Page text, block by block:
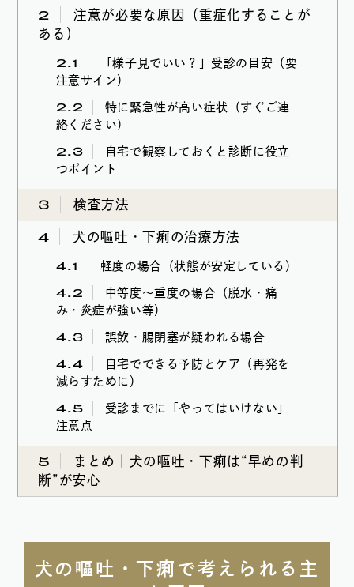
2
注意が必要な原因（重症化することが
ある）
2.1
「様子見でいい？」受診の目安（要
注意サイン）
2.2
特に緊急性が高い症状（すぐご連
絡ください）
2.3
自宅で観察しておくと診断に役立
つポイント
3 検査方法
4 犬の嘔吐・下痢の治療方法
4.1 軽度の場合（状態が安定している）
4.2
中等度〜重度の場合（脱水・痛
み・炎症が強い等）
4.3 誤飲・腸閉塞が疑われる場合
4.4
自宅でできる予防とケア（再発を
減らすために）
4.5
受診までに「やってはいけない」
注意点
5
まとめ｜犬の嘔吐・下痢は“早めの判
断”が安心
犬の嘔吐・下痢で考えられる主